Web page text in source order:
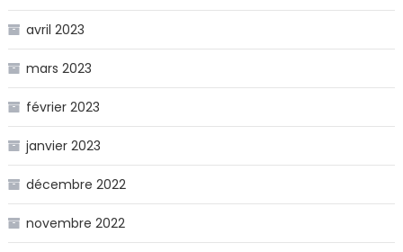
avril 2023
mars 2023
février 2023
janvier 2023
décembre 2022
novembre 2022